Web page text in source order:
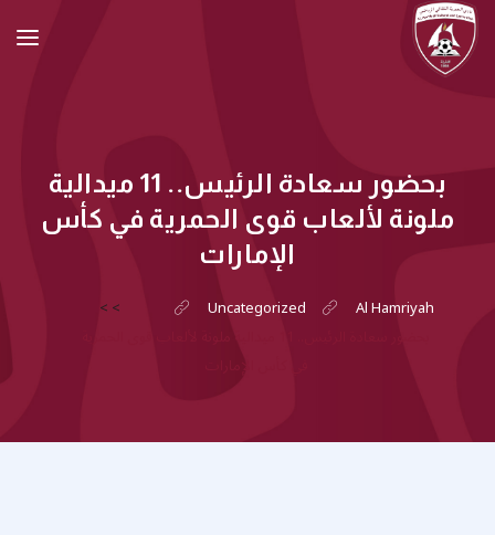
بحضور سعادة الرئيس.. 11 ميدالية
ملونة لألعاب قوى الحمرية في كأس
الإمارات
Al Hamriyah
> Uncategorized
>
بحضور سعادة الرئيس.. 11 ميدالية ملونة لألعاب قوى الحمرية
في كأس الإمارات